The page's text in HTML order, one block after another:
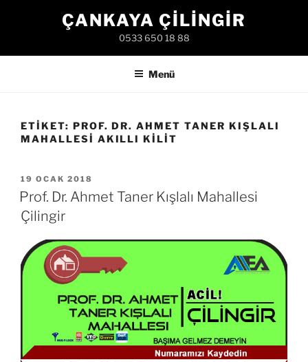
ÇANKAYA ÇILINGIR
0533 650 18 88
Menü
ETIKET: PROF. DR. AHMET TANER KIŞLALI
MAHALLESI AKILLI KILIT
YAYIM
TARIHI
19 OCAK 2018
Prof. Dr. Ahmet Taner Kışlalı Mahallesi
Çilingir